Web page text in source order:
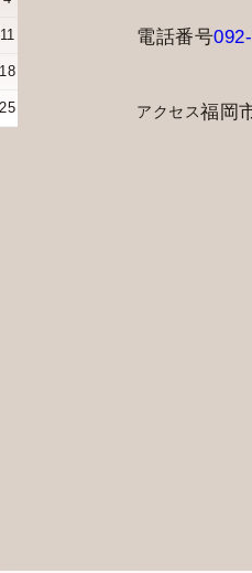
11 15 16 17
18
25 29 30 31
電話番号
アクセス福岡